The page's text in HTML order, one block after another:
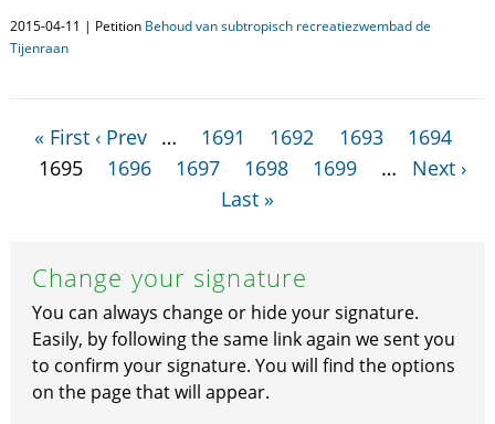
2015-04-11 | Petition Behoud van subtropisch recreatiezwembad de
Tijenraan
« First ‹ Prev … 1691 1692 1693
1694
1695
1696 1697 1698 1699 …
Next ›
Last »
Change your signature
You can always change or hide your signature.
Easily, by following the same link again we sent you
to confirm your signature. You will find the options
on the page that will appear.